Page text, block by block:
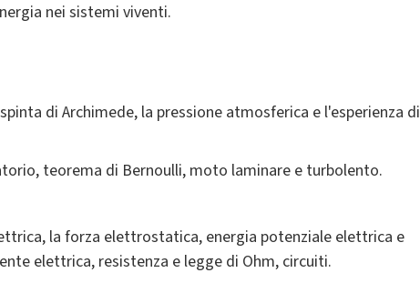
nei sistemi viventi.
di Archimede, la pressione atmosferica e l'esperienza di
teorema di Bernoulli, moto laminare e turbolento.
la forza elettrostatica, energia potenziale elettrica e
elettrica, resistenza e legge di Ohm, circuiti.